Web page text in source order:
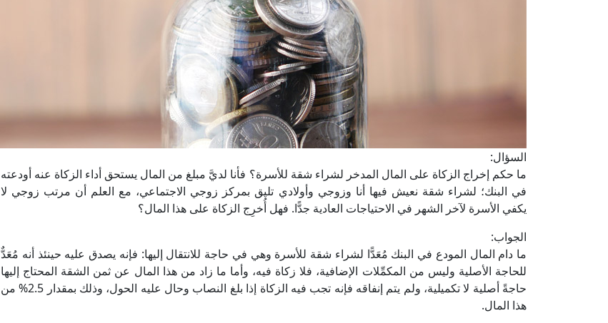
السؤال:
ما حكم إخراج الزكاة على المال المدخر لشراء شقة للأسرة؟ فأنا لديَّ مبلغ من المال يستحق أداء الزكاة عنه أودعته
في البنك؛ لشراء شقة نعيش فيها أنا وزوجي وأولادي تليق بمركز زوجي الاجتماعي، مع العلم أن مرتب زوجي لا
يكفي الأسرة لآخر الشهر في الاحتياجات العادية جدًّا. فهل أُخرِج الزكاة على هذا المال؟
الجواب:
ما دام المال المودع في البنك مُعَدًّا لشراء شقة للأسرة وهي في حاجة للانتقال إليها: فإنه يصدق عليه حينئذ أنه مُعَدٌّ
للحاجة الأصلية وليس من المكمِّلات الإضافية، فلا زكاة فيه، وأما ما زاد من هذا المال عن ثمن الشقة المحتاج إليها
حاجةً أصلية لا تكميلية، ولم يتم إنفاقه فإنه تجب فيه الزكاة إذا بلغ النصاب وحال عليه الحول، وذلك بمقدار 2.5% من
هذا المال.